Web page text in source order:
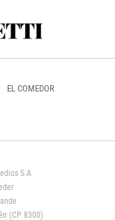
EL COMEDOR
S.A
(CP 8300)